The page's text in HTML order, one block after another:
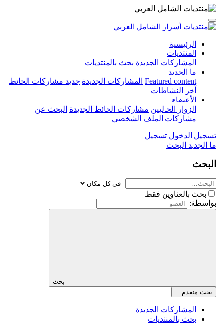
الرئيسية
المنتديات
المشاركات الجديدة بحث بالمنتديات
ما الجديد
Featured content المشاركات الجديدة جديد مشاركات الحائط
آخر النشاطات
الأعضاء
الزوار الحاليين مشاركات الحائط الجديدة البحث عن
مشاركات الملف الشخصي
تسجيل الدخول تسجيل
ما الجديد البحث
البحث
بحث بالعناوين فقط
بواسطة:
بحث
بحث متقدم…
المشاركات الجديدة
بحث بالمنتديات